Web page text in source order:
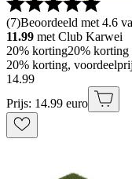
(7)Beoordeeld met 4.6
11.99 met Club Karwei
20% korting20% korting
20% korting,
14.99
Prijs: 14.99 euro